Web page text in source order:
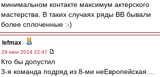
минимальном контакте максимум актерского
мастерства. В таких случаях ряды ВВ бывали
более сплоченные :-)
lefmax -
29 июн 2014 22:47
Кто бы допустил
3-я команда подряд из 8-ми неЕвропейская....